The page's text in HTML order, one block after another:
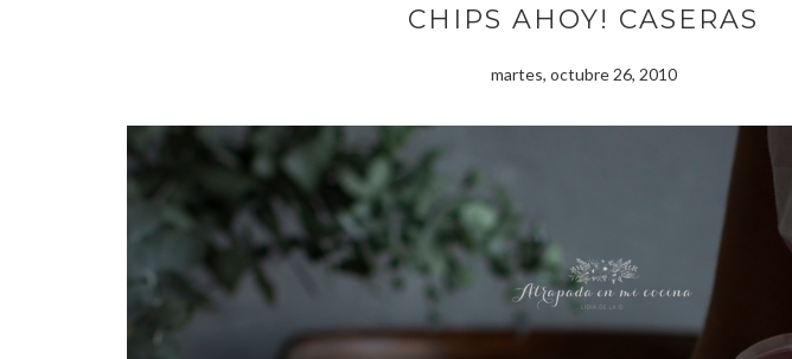
CHIPS AHOY! CASERAS
martes, octubre 26, 2010